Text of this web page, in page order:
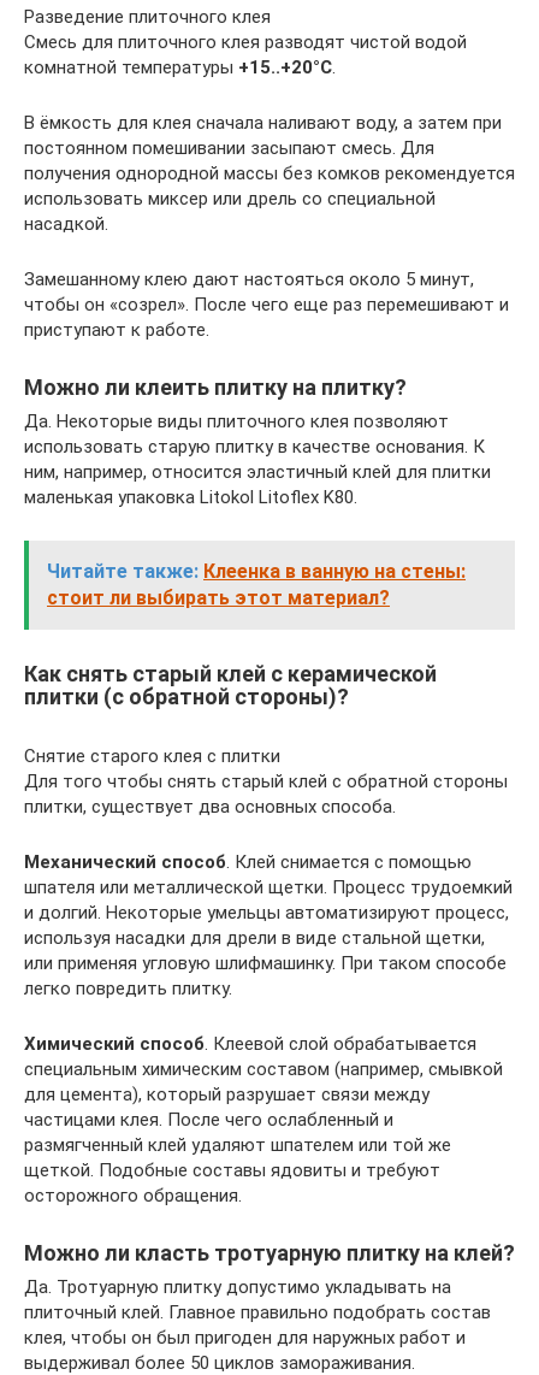
Разведение плиточного клея
Смесь для плиточного клея разводят чистой водой
комнатной температуры +15..+20°С.
В ёмкость для клея сначала наливают воду, а затем при
постоянном помешивании засыпают смесь. Для
получения однородной массы без комков рекомендуется
использовать миксер или дрель со специальной
насадкой.
Замешанному клею дают настояться около 5 минут,
чтобы он «созрел». После чего еще раз перемешивают и
приступают к работе.
Можно ли клеить плитку на плитку?
Да. Некоторые виды плиточного клея позволяют
использовать старую плитку в качестве основания. К
ним, например, относится эластичный клей для плитки
маленькая упаковка Litokol Litoflex K80.
Читайте также: Клеенка в ванную на стены:
стоит ли выбирать этот материал?
Как снять старый клей с керамической
плитки (с обратной стороны)?
Снятие старого клея с плитки
Для того чтобы снять старый клей с обратной стороны
плитки, существует два основных способа.
Механический способ. Клей снимается с помощью
шпателя или металлической щетки. Процесс трудоемкий
и долгий. Некоторые умельцы автоматизируют процесс,
используя насадки для дрели в виде стальной щетки,
или применяя угловую шлифмашинку. При таком способе
легко повредить плитку.
Химический способ. Клеевой слой обрабатывается
специальным химическим составом (например, смывкой
для цемента), который разрушает связи между
частицами клея. После чего ослабленный и
размягченный клей удаляют шпателем или той же
щеткой. Подобные составы ядовиты и требуют
осторожного обращения.
Можно ли класть тротуарную плитку на клей?
Да. Тротуарную плитку допустимо укладывать на
плиточный клей. Главное правильно подобрать состав
клея, чтобы он был пригоден для наружных работ и
выдерживал более 50 циклов замораживания.